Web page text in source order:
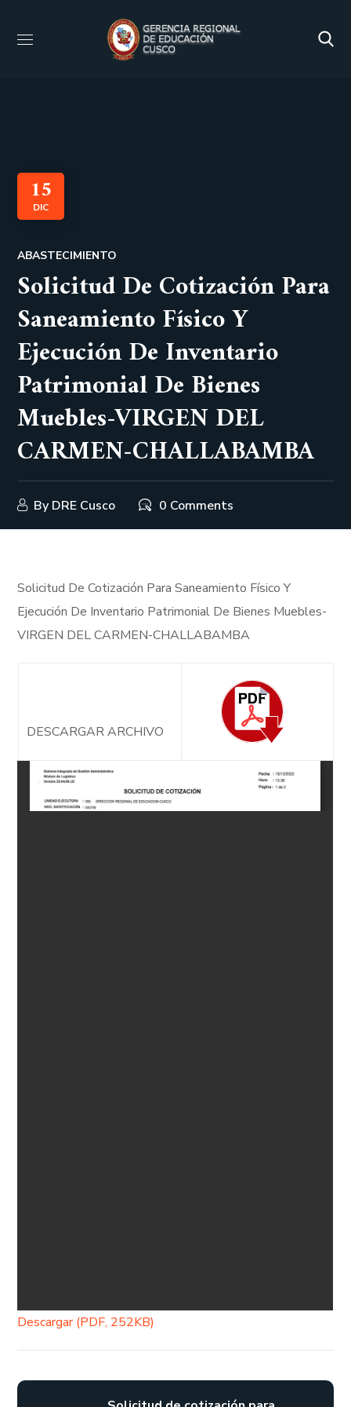
15
DIC
ABASTECIMIENTO
Solicitud De Cotización Para
Saneamiento Físico Y
Ejecución De Inventario
Patrimonial De Bienes
Muebles-VIRGEN DEL
CARMEN-CHALLABAMBA
By DRE Cusco 0 Comments
Solicitud De Cotización Para Saneamiento Físico Y
Ejecución De Inventario Patrimonial De Bienes Muebles-
VIRGEN DEL CARMEN-CHALLABAMBA
DESCARGAR ARCHIVO
Descargar (PDF, 252KB)